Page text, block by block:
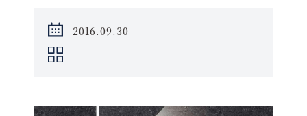
2016.09.30